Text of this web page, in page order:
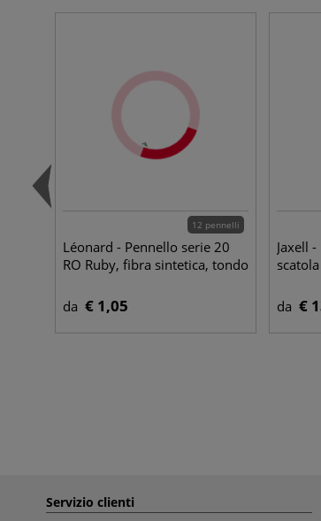
12 pennelli
Léonard - Pennello serie 20
RO Ruby, fibra sintetica, tondo
da € 1,05
Jaxell
da €
Servizio clienti